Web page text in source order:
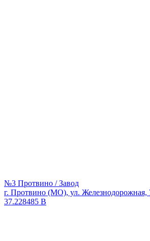
№3 Протвино / Завод
г. Протвино (МО), ул. Железнодорожная,
37.228485 В